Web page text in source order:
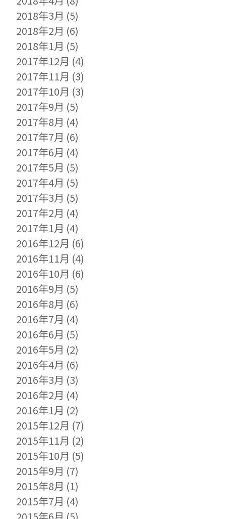
2018年3月 (5)
2018年2月 (6)
2018年1月 (5)
2017年12月 (4)
2017年11月 (3)
2017年10月 (3)
2017年9月 (5)
2017年8月 (4)
2017年7月 (6)
2017年6月 (4)
2017年5月 (5)
2017年4月 (5)
2017年3月 (5)
2017年2月 (4)
2017年1月 (4)
2016年12月 (6)
2016年11月 (4)
2016年10月 (6)
2016年9月 (5)
2016年8月 (6)
2016年7月 (4)
2016年6月 (5)
2016年5月 (2)
2016年4月 (6)
2016年3月 (3)
2016年2月 (4)
2016年1月 (2)
2015年12月 (7)
2015年11月 (2)
2015年10月 (5)
2015年9月 (7)
2015年8月 (1)
2015年7月 (4)